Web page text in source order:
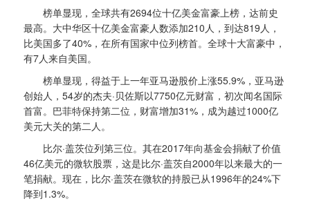
榜单显现，全球共有2694位十亿美金富豪上榜，达前史
最高。大中华区十亿美金富豪人数添加210人，到达819人，
比美国多了40%，在所有国家中位列榜首。全球十大富豪中，
有7人来自美国。
榜单显现，得益于上一年亚马逊股价上涨55.9%，亚马逊
创始人，54岁的杰夫·贝佐斯以7750亿元财富，初次闻名国际
首富。巴菲特保持第二位，财富增加31%，成为越过1000亿
美元大关的第二人。
比尔·盖茨位列第三位。其在2017年向基金会捐献了价值
46亿美元的微软股票，这是比尔·盖茨自2000年以来最大的一
笔捐献。现在，比尔·盖茨在微软的持股已从1996年的24%下
降到1.3%。